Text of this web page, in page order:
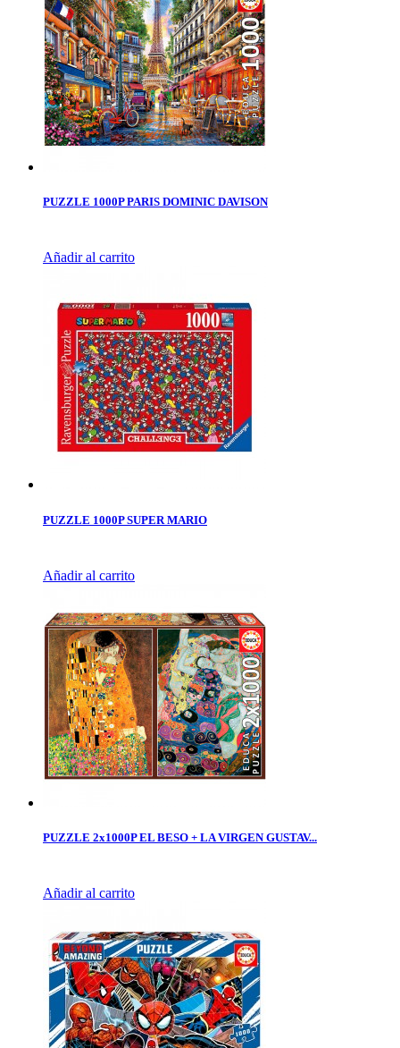
PUZZLE 1000P PARIS DOMINIC DAVISON
Añadir al carrito
PUZZLE 1000P SUPER MARIO
Añadir al carrito
PUZZLE 2x1000P EL BESO + LA VIRGEN GUSTAV...
Añadir al carrito